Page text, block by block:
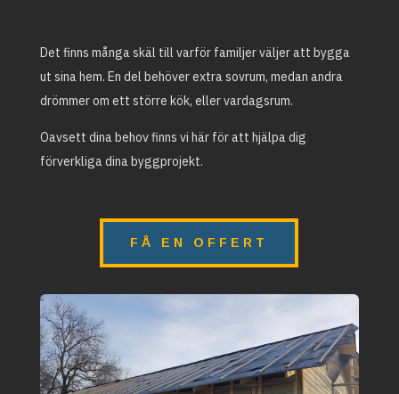
Det finns många skäl till varför familjer väljer att bygga
ut sina hem. En del behöver extra sovrum, medan andra
drömmer om ett större kök, eller vardagsrum.
Oavsett dina behov finns vi här för att hjälpa dig
förverkliga dina byggprojekt.
FÅ EN OFFERT